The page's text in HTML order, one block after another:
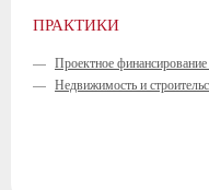
ПРАКТИКИ
— Проектное финансирование
— Недвижимость и